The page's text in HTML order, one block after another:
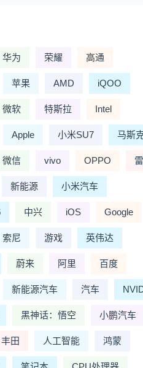
华为 荣耀 高通
苹果 AMD iQOO
微软 特斯拉 Intel
Apple 小米SU7 马斯
微信 vivo OPPO
新能源 小米汽车
中兴 iOS Google
索尼 游戏 英伟达
蔚来 阿里 百度
新能源汽车 汽车
黑神话：悟空 小鹏汽车
丰田 人工智能 鸿蒙